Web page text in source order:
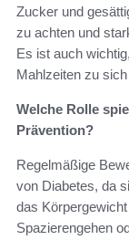
Zucker und
zu achten und
Es ist auch
Mahlzeiten zu
Welche Rolle
Prävention?
Regelmäßige
von Diabetes, da
das
Spazierengehen